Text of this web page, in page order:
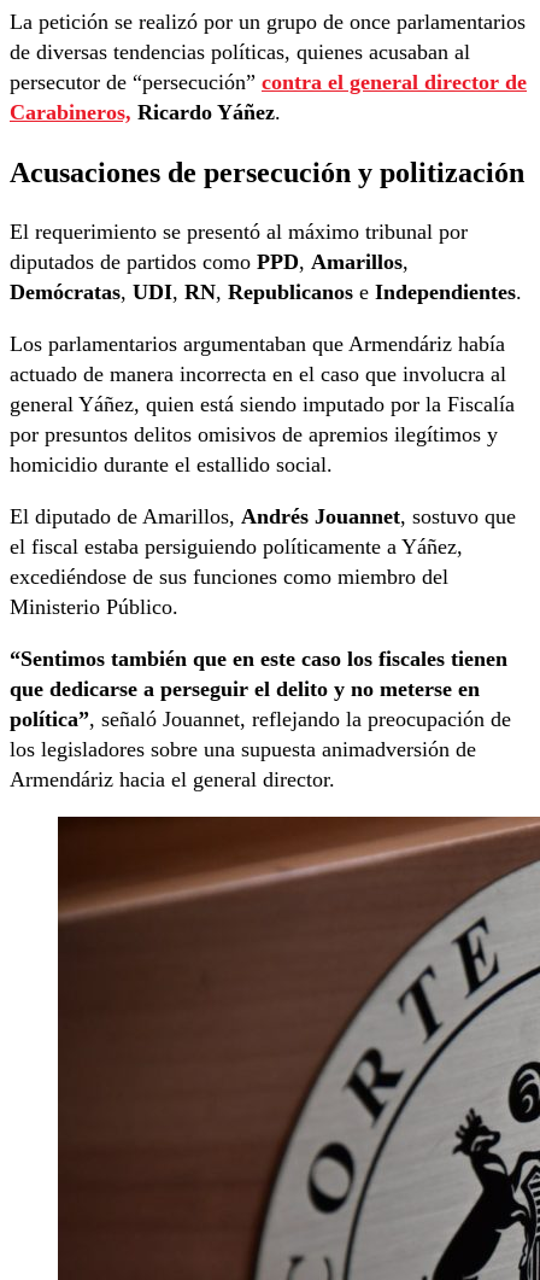
La petición se realizó por un grupo de once parlamentarios
de diversas tendencias políticas, quienes acusaban al
persecutor de “persecución” contra el general director de
Carabineros, Ricardo Yáñez.
Acusaciones de persecución y politización
El requerimiento se presentó al máximo tribunal por
diputados de partidos como PPD, Amarillos,
Demócratas, UDI, RN, Republicanos e Independientes.
Los parlamentarios argumentaban que Armendáriz había
actuado de manera incorrecta en el caso que involucra al
general Yáñez, quien está siendo imputado por la Fiscalía
por presuntos delitos omisivos de apremios ilegítimos y
homicidio durante el estallido social.
El diputado de Amarillos, Andrés Jouannet, sostuvo que
el fiscal estaba persiguiendo políticamente a Yáñez,
excediéndose de sus funciones como miembro del
Ministerio Público.
“Sentimos también que en este caso los fiscales tienen
que dedicarse a perseguir el delito y no meterse en
política”, señaló Jouannet, reflejando la preocupación de
los legisladores sobre una supuesta animadversión de
Armendáriz hacia el general director.